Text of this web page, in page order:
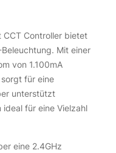
CCT Controller bietet
Mit einer
von 1.100mA
für eine
unterstützt
für eine Vielzahl
eine 2.4GHz